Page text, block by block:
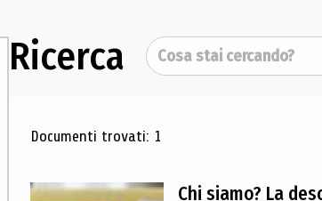
Ricerca Cerca
Risultati di ricerca
Documenti trovati: 1
Chi siamo? La